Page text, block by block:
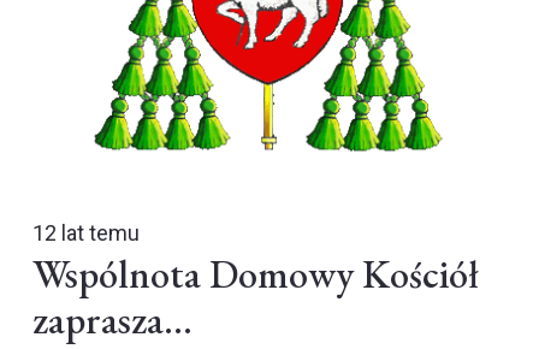
12 lat temu
Wspólnota Domowy Kościół
zaprasza…